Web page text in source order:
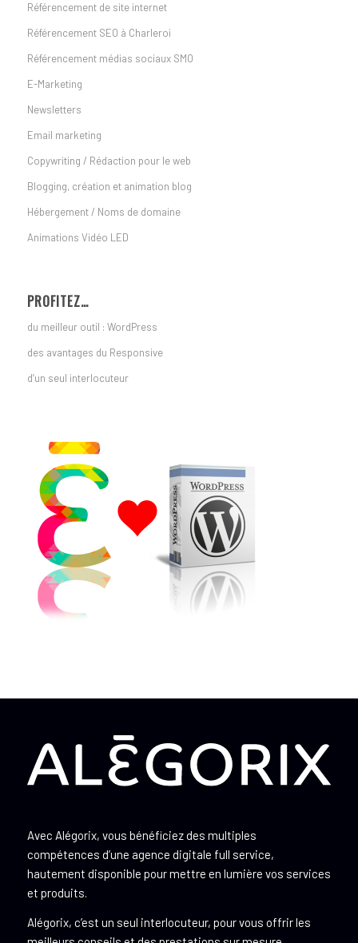
Référencement de site internet
Référencement SEO à Charleroi
Référencement médias sociaux SMO
E-Marketing
Newsletters
Email marketing
Copywriting / Rédaction pour le web
Blogging, création et animation blog
Hébergement / Noms de domaine
Animations Vidéo LED
PROFITEZ…
du meilleur outil : WordPress
des avantages du Responsive
d’un seul interlocuteur
Avec Alégorix, vous bénéficiez des multiples
compétences d’une agence digitale full service,
hautement disponible pour mettre en lumière vos services
et produits.
Alégorix, c’est un seul interlocuteur, pour vous offrir les